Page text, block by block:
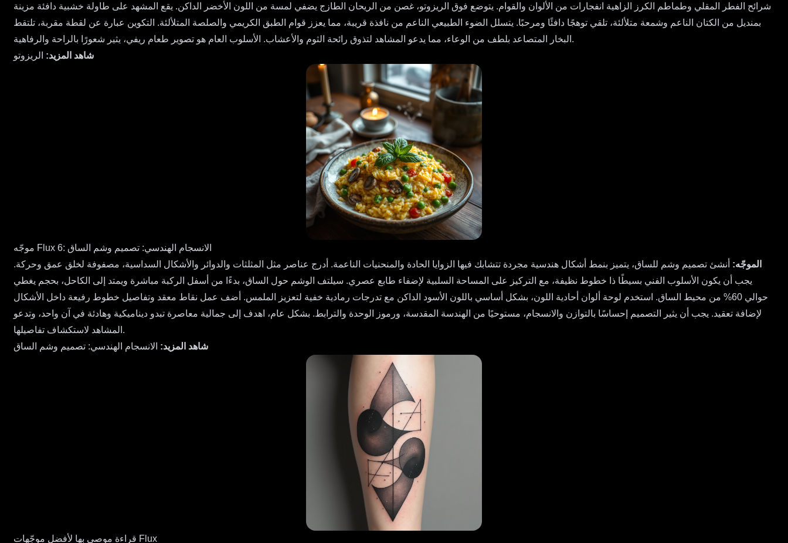
شرائح الفطر المقلي وطماطم الكرز الزاهية انفجارات من الألوان والقوام. يتوضع فوق الريزوتو، غصن من الريحان الطازج يضفي لمسة من اللون الأخضر الداكن. يقع المشهد على طاولة خشبية دافئة مزينة
بمنديل من الكتان الناعم وشمعة متلألئة، تلقي توهجًا دافئًا ومرحبًا. يتسلل الضوء الطبيعي الناعم من نافذة قريبة، مما يعزز قوام الطبق الكريمي والصلصة المتلألئة. التكوين عبارة عن لقطة مقربة، تلتقط
البخار المتصاعد بلطف من الوعاء، مما يدعو المشاهد لتذوق رائحة الثوم والأعشاب. الأسلوب العام هو تصوير طعام ريفي، يثير شعورًا بالراحة والرفاهية.
شاهد المزيد: الريزوتو
موجّه Flux 6: الانسجام الهندسي: تصميم وشم الساق
الموجّه: أنشئ تصميم وشم للساق، يتميز بنمط أشكال هندسية مجردة تتشابك فيها الزوايا الحادة والمنحنيات الناعمة. أدرج عناصر مثل المثلثات والدوائر والأشكال السداسية، مصفوفة لخلق عمق وحركة.
يجب أن يكون الأسلوب الفني بسيطًا ذا خطوط نظيفة، مع التركيز على المساحة السلبية لإضفاء طابع عصري. سيلتف الوشم حول الساق، بدءًا من أسفل الركبة مباشرة ويمتد إلى الكاحل، بحجم يغطي
حوالي 60% من محيط الساق. استخدم لوحة ألوان أحادية اللون، بشكل أساسي باللون الأسود الداكن مع تدرجات رمادية خفية لتعزيز الملمس. أضف عمل نقاط معقد وتفاصيل خطوط رفيعة داخل الأشكال
لإضافة تعقيد. يجب أن يثير التصميم إحساسًا بالتوازن والانسجام، مستوحيًا من الهندسة المقدسة، ورموز الوحدة والترابط. بشكل عام، اهدف إلى جمالية معاصرة تبدو ديناميكية وهادئة في آن واحد، وتدعو
المشاهد لاستكشاف تفاصيلها.
شاهد المزيد: الانسجام الهندسي: تصميم وشم الساق
قراءة موصى بها لأفضل موجّهات Flux